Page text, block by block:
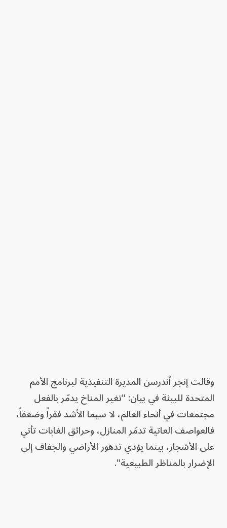
وقالت إنجر أندرسن المديرة التنفيذية لبرنامج الأمم
المتحدة للبيئة في بيان: "تغير المناخ يدمّر بالفعل
مجتمعات في أنحاء العالم، لا سيما الأشد فقراً وضعفاً،
فالعواصف العاتية تدمّر المنازل، وحرائق الغابات تأتي
على الأشجار، بينما يؤدي تدهور الأراضي والجفاف إلى
الإضرار بالمناظر الطبيعية".